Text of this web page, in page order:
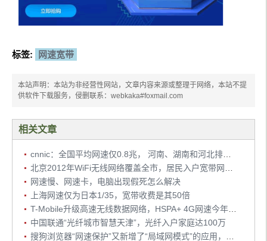
标签: 网速宽带
本站声明：本站为非经营性网站，文章内容来源或整理于网络，本站不提
供软件下载服务，侵删联系：webkaka#foxmail.com
相关文章
网速慢、网速卡，电脑出现假死怎么解决
上海网速仅为日本1/35，宽带收费是其50倍
中国联通“光纤城市智慧天津”，光纤入户家庭达100万